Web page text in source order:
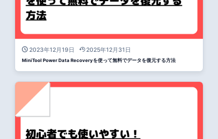
2023年12月19日 2025年12月31日
MiniTool Power Data Recoveryを使って無料でデータを復元する方法